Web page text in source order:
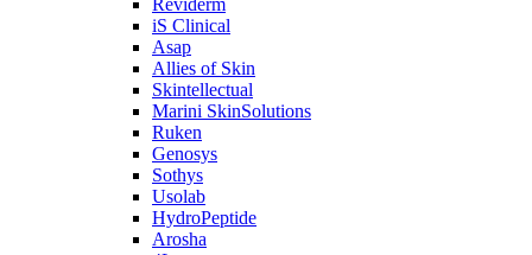
Reviderm
iS Clinical
Asap
Allies of Skin
Skintellectual
Marini SkinSolutions
Ruken
Genosys
Sothys
Usolab
HydroPeptide
Arosha